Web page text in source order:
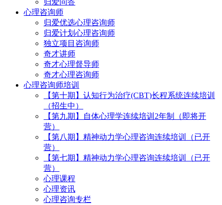
归爱问答
心理咨询师
归爱优选心理咨询师
归爱计划心理咨询师
独立项目咨询师
奇才讲师
奇才心理督导师
奇才心理咨询师
心理咨询师培训
【第十期】认知行为治疗(CBT)长程系统连续培训
（招生中）
【第九期】自体心理学连续培训2年制（即将开
营）
【第八期】精神动力学心理咨询连续培训（已开
营）
【第七期】精神动力学心理咨询连续培训（已开
营）
心理课程
心理资讯
心理咨询专栏